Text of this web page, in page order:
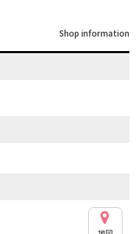
Shop information